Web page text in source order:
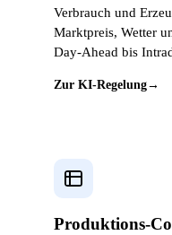
Verbrauch und
Marktpreis, Wetter
Day-Ahead bis
Zur KI-Regelung→
Produktions-